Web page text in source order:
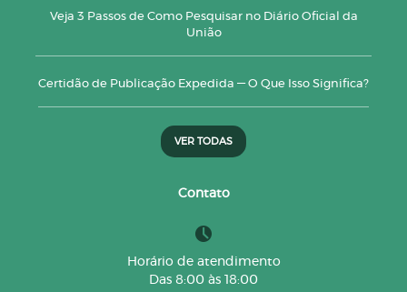
Veja 3 Passos de Como Pesquisar no Diário Oficial da
União
Certidão de Publicação Expedida — O Que Isso Significa?
VER TODAS
Contato
Horário de atendimento
Das 8:00 às 18:00